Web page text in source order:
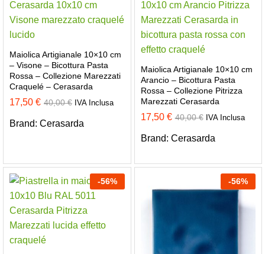
Maiolica Artigianale 10×10 cm
– Visone – Bicottura Pasta
Rossa – Collezione Marezzati
Craquelé – Cerasarda
17,50 € 40,00€ IVA Inclusa
Brand: Cerasarda
Maiolica Artigianale 10×10 cm
Arancio – Bicottura Pasta
Rossa – Collezione Pitrizza
Marezzati Cerasarda
17,50 € 40,00€ IVA Inclusa
Brand: Cerasarda
-56% -56%